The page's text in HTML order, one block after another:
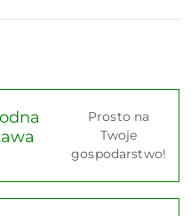
Prosto na
Twoje
gospodarstwo!